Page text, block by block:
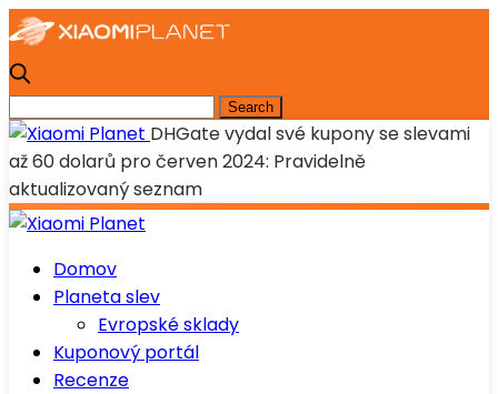
DHGate vydal své kupony se slevami
až 60 dolarů pro červen 2024: Pravidelně
aktualizovaný seznam
Domov
Planeta slev
Evropské sklady
Kuponový portál
Recenze